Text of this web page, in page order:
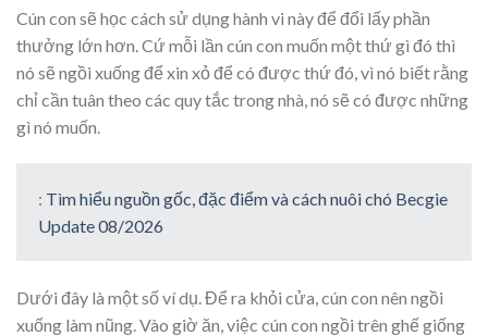
Cún con sẽ học cách sử dụng hành vi này để đổi lấy phần
thưởng lớn hơn. Cứ mỗi lần cún con muốn một thứ gì đó thì
nó sẽ ngồi xuống để xin xỏ để có được thứ đó, vì nó biết rằng
chỉ cần tuân theo các quy tắc trong nhà, nó sẽ có được những
gì nó muốn.
: Tìm hiểu nguồn gốc, đặc điểm và cách nuôi chó Becgie
Update 08/2026
Dưới đây là một số ví dụ. Để ra khỏi cửa, cún con nên ngồi
xuống làm nũng. Vào giờ ăn, việc cún con ngồi trên ghế giống